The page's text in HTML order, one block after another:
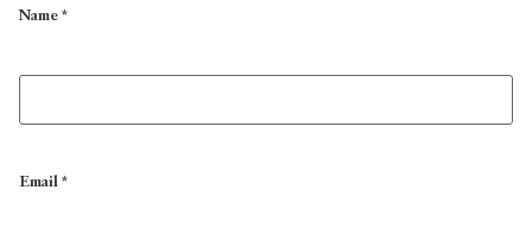
Name*
Email*